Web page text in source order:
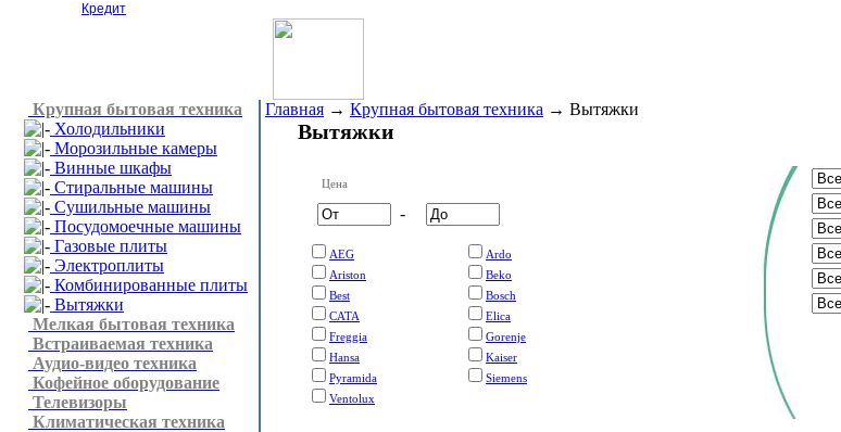
Кредит
Крупная бытовая техника
Холодильники
Морозильные камеры
Винные шкафы
Стиральные машины
Сушильные машины
Посудомоечные машины
Газовые плиты
Электроплиты
Комбинированные плиты
Вытяжки
Мелкая бытовая техника
Встраиваемая техника
Аудио-видео техника
Кофейное оборудование
Телевизоры
Климатическая техника
Главная → Крупная бытовая техника → Вытяжки
Вытяжки
Цена
-
AEG
Ardo
Ariston
Beko
Best
Bosch
CATA
Elica
Freggia
Gorenje
Hansa
Kaiser
Pyramida
Siemens
Ventolux